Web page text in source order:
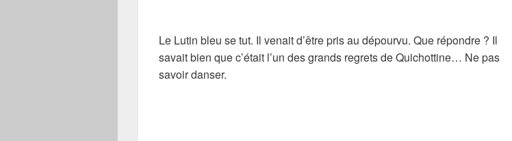
Le Lutin bleu se tut. Il venait d’être pris au dépourvu. Que répondre ? Il
savait bien que c’était l’un des grands regrets de Quichottine… Ne pas
savoir danser.